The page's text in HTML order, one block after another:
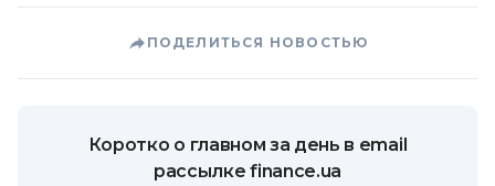
ПОДЕЛИТЬСЯ НОВОСТЬЮ
Коротко о главном за день в email
рассылке finance.ua